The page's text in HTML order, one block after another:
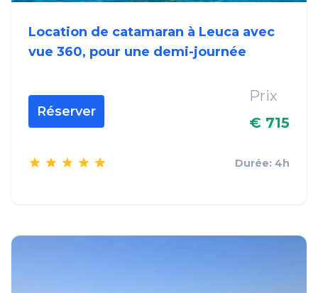
Location de catamaran à Leuca avec
vue 360, pour une demi-journée
Réserver
Prix
€ 715
Durée: 4h